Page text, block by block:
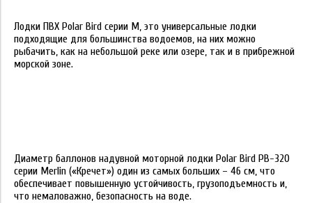
Лодки ПВХ Polar Bird серии М, это универсальные лодки
подходящие для большинства водоемов, на них можно
рыбачить, как на небольшой реке или озере, так и в прибрежной
морской зоне.
Диаметр баллонов надувной моторной лодки Polar Bird РВ-320
серии Merlin («Кречет») один из самых больших – 46 см, что
обеспечивает повышенную устойчивость, грузоподъемность и,
что немаловажно, безопасность на воде.